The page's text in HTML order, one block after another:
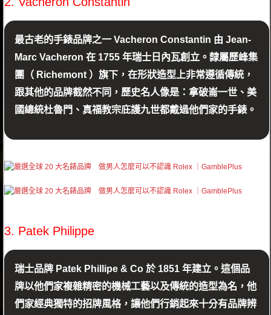
最古老的手錶品牌之一 Vacheron Constantin 由 Jean-
Marc Vacheron 在 1755 年瑞士日內瓦創立。隸屬歷峰集
團（ Richemont ）旗下，在形狀造型上非常遵循傳統，
跟其他的品牌截然不同，歷史名人像是：拿破崙一世、美
國總統杜魯門、真福教宗庇護九世都戴過他們家的手錶。
3. Patek Philippe
瑞士品牌 Patek Phillipe & Co 於 1851 年建立。這個品
牌以他們家複雜精密的機械工藝以及傳統的造型為名，他
們家經典獨特的招牌風格，讓他們行銷起來十分有品牌辨